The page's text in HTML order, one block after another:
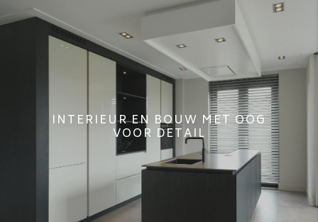
INTERIEUR EN BOUW MET OOG
VOOR DETAIL